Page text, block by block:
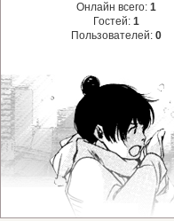
Онлайн всего: 1
Гостей: 1
Пользователей: 0